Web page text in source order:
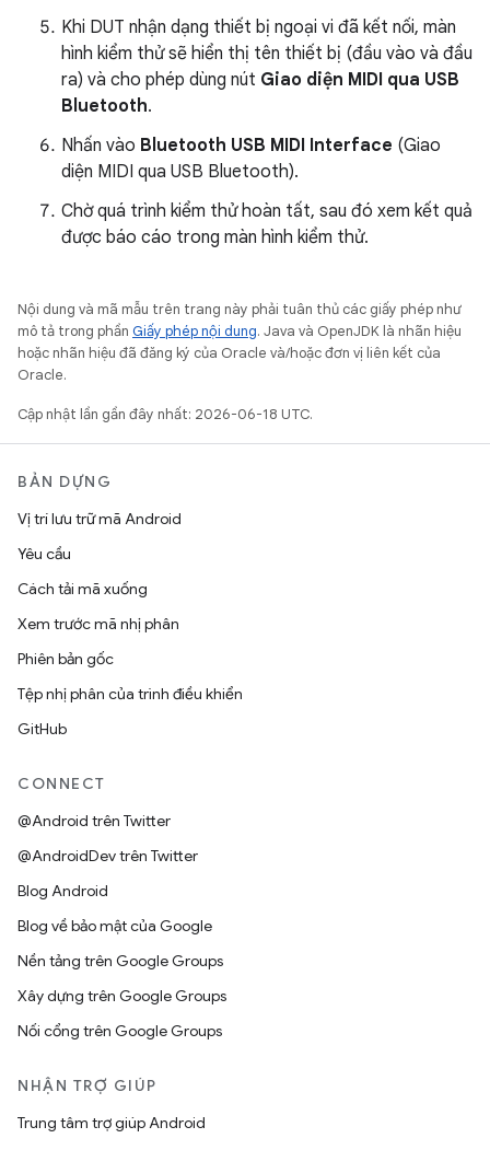
Khi DUT nhận dạng thiết bị ngoại vi đã kết nối, màn
hình kiểm thử sẽ hiển thị tên thiết bị (đầu vào và đầu
ra) và cho phép dùng nút Giao diện MIDI qua USB
Bluetooth.
Nhấn vào Bluetooth USB MIDI Interface (Giao
diện MIDI qua USB Bluetooth).
Chờ quá trình kiểm thử hoàn tất, sau đó xem kết quả
được báo cáo trong màn hình kiểm thử.
Nội dung và mã mẫu trên trang này phải tuân thủ các giấy phép như
mô tả trong phần Giấy phép nội dung. Java và OpenJDK là nhãn hiệu
hoặc nhãn hiệu đã đăng ký của Oracle và/hoặc đơn vị liên kết của
Oracle.
Cập nhật lần gần đây nhất: 2026-06-18 UTC.
BẢN DỰNG
Vị trí lưu trữ mã Android
Yêu cầu
Cách tải mã xuống
Xem trước mã nhị phân
Phiên bản gốc
Tệp nhị phân của trình điều khiển
GitHub
CONNECT
@Android trên Twitter
@AndroidDev trên Twitter
Blog Android
Blog về bảo mật của Google
Nền tảng trên Google Groups
Xây dựng trên Google Groups
Nối cổng trên Google Groups
NHẬN TRỢ GIÚP
Trung tâm trợ giúp Android